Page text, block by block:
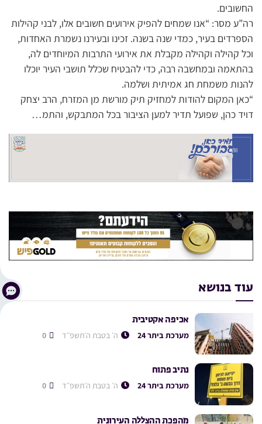
החשובים.
רה”ע מסר: “אנו שמחים להפיק אירועים חשובים אלו, לבני קהילות
הספרדים בעיר, כמדי שנה בשנה. זכינו ובעירנו נשמרת האחדות,
וכל קהילה וקהילה מקבלת את אירועי התרבות המיוחדים לה,
בהתאמה ובמחשבה רבה, כדי להבטיח שכלל תושבי העיר יוכלו
להנות משמחת חג אמיתית ושלמה.
“כאן המקום להודות למחזיק תיק מורשת מן המזרח, הרב יצחק
דויד כהן, שפועל תדיר למען הציבור בכל המתבקש, והתמ…
עוד בנושא
אכיפה אקטיבית
מערכת ביתר 24 ה׳ בטבת ה׳תשפ״ד
נתיב פתוח
מערכת ביתר 24 ה׳ בטבת ה׳תשפ״ד
מהפכת ההצללה העירונית